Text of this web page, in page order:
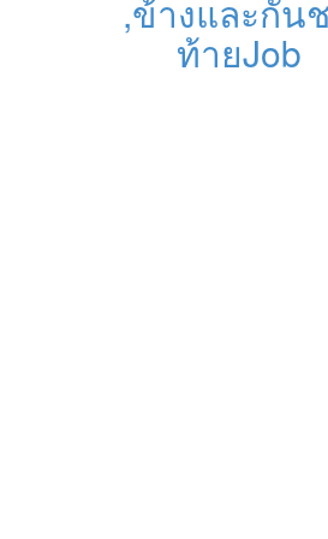
,ข้างและกัน
ท้ายJob